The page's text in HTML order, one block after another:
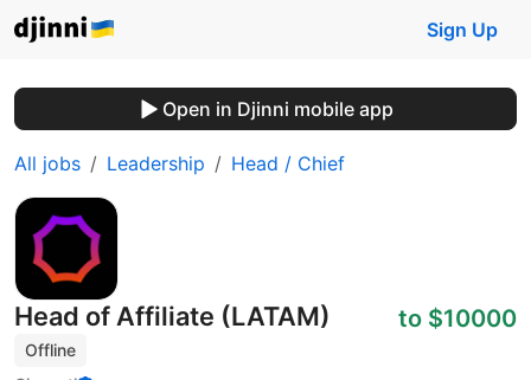
Sign Up
Open in Djinni mobile app
All jobs Leadership Head / Chief
Head of Affiliate (LATAM)
Offline
to $10000